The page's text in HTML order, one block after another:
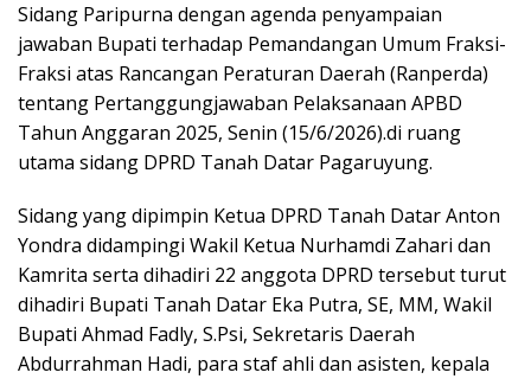
Sidang Paripurna dengan agenda penyampaian
jawaban Bupati terhadap Pemandangan Umum Fraksi-
Fraksi atas Rancangan Peraturan Daerah (Ranperda)
tentang Pertanggungjawaban Pelaksanaan APBD
Tahun Anggaran 2025, Senin (15/6/2026).di ruang
utama sidang DPRD Tanah Datar Pagaruyung.
Sidang yang dipimpin Ketua DPRD Tanah Datar Anton
Yondra didampingi Wakil Ketua Nurhamdi Zahari dan
Kamrita serta dihadiri 22 anggota DPRD tersebut turut
dihadiri Bupati Tanah Datar Eka Putra, SE, MM, Wakil
Bupati Ahmad Fadly, S.Psi, Sekretaris Daerah
Abdurrahman Hadi, para staf ahli dan asisten, kepala